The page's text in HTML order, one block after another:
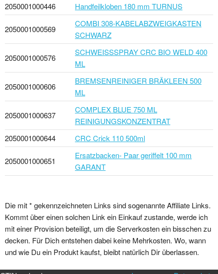
2050001000446
Handfeilkloben 180 mm TURNUS
2050001000569
COMBI 308-KABELABZWEIGKASTEN
SCHWARZ
2050001000576
SCHWEISSSPRAY CRC BIO WELD 400
ML
2050001000606
BREMSENREINIGER BRÄKLEEN 500
ML
2050001000637
COMPLEX BLUE 750 ML
REINIGUNGSKONZENTRAT
2050001000644
CRC Crick 110 500ml
2050001000651
Ersatzbacken- Paar geriffelt 100 mm
GARANT
Die mit * gekennzeichneten Links sind sogenannte Affiliate Links.
Kommt über einen solchen Link ein Einkauf zustande, werde ich
mit einer Provision beteiligt, um die Serverkosten ein bisschen zu
decken. Für Dich entstehen dabei keine Mehrkosten. Wo, wann
und wie Du ein Produkt kaufst, bleibt natürlich Dir überlassen.